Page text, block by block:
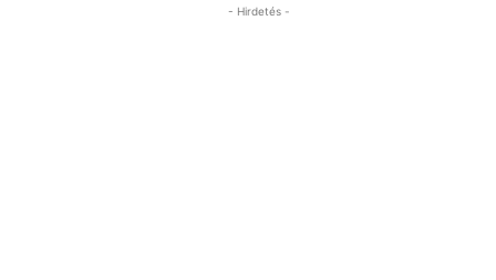
- Hirdetés -